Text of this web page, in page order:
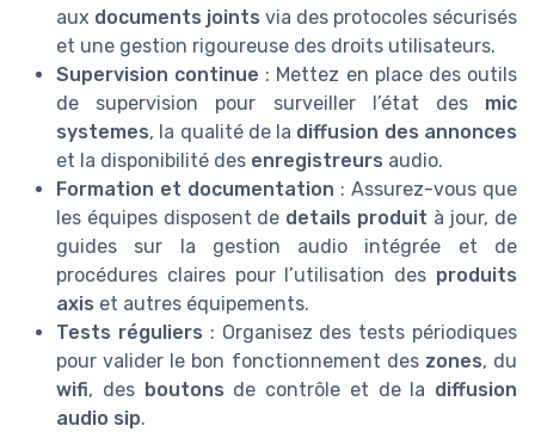
aux documents joints via des protocoles sécurisés
et une gestion rigoureuse des droits utilisateurs.
Supervision continue : Mettez en place des outils
de supervision pour surveiller l’état des mic
systemes, la qualité de la diffusion des annonces
et la disponibilité des enregistreurs audio.
Formation et documentation : Assurez-vous que
les équipes disposent de details produit à jour, de
guides sur la gestion audio intégrée et de
procédures claires pour l’utilisation des produits
axis et autres équipements.
Tests réguliers : Organisez des tests périodiques
pour valider le bon fonctionnement des zones, du
wifi, des boutons de contrôle et de la diffusion
audio sip.